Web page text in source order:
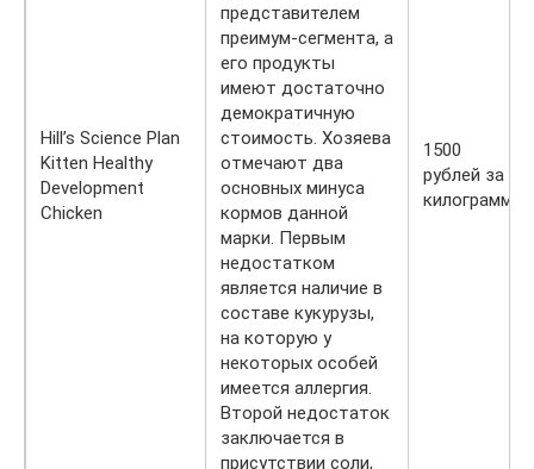
Hill’s Science Plan
Kitten Healthy
Development
Chicken
представителем
преимум-сегмента, а
его продукты
имеют достаточно
демократичную
стоимость. Хозяева
отмечают два
основных минуса
кормов данной
марки. Первым
недостатком
является наличие в
составе кукурузы,
на которую у
некоторых особей
имеется аллергия.
Второй недостаток
заключается в
присутствии соли,
1500
рублей за 2
килограмма